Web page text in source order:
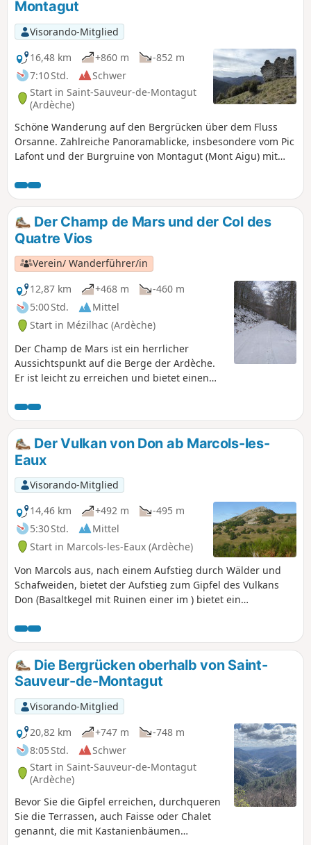
Montagut
Visorando-Mitglied
16,48 km
+860 m
-852 m
7:10 Std.
Schwer
Start in Saint-Sauveur-de-Montagut
(Ardèche)
Schöne Wanderung auf den Bergrücken über dem Fluss
Orsanne. Zahlreiche Panoramablicke, insbesondere vom Pic
Lafont und der Burgruine von Montagut (Mont Aigu) mit
Der Champ de Mars und der Col des
Quatre Vios
Verein/ Wanderführer/in
12,87 km
+468 m
-460 m
5:00 Std.
Mittel
Start in Mézilhac (Ardèche)
Der Champ de Mars ist ein herrlicher
Aussichtspunkt auf die Berge der Ardèche.
Er ist leicht zu erreichen und bietet einen
von dem aus man alle umliegenden Berge
bis zum Vercors sehen kann.
Der Vulkan von Don ab Marcols-les-
Eaux
Visorando-Mitglied
14,46 km
+492 m
-495 m
5:30 Std.
Mittel
Start in Marcols-les-Eaux (Ardèche)
Von Marcols aus, nach einem Aufstieg durch Wälder und
Schafweiden, bietet der Aufstieg zum Gipfel des Vulkans
Don (Basaltkegel mit Ruinen einer im ) bietet ein
(Gerbier, Mézenc, Sara) und bei klarem Wetter auf die Alpen
(Mont Blanc, Oisans...). Für den Rückweg gibt es zwei
Möglichkeiten. Die in der Beschreibung: Wer Asphalt nicht
mag, sollte diezweite Option wählen (praktische
Informationen).
Die Bergrücken oberhalb von Saint-
Sauveur-de-Montagut
Visorando-Mitglied
20,82 km
+747 m
-748 m
8:05 Std.
Schwer
Start in Saint-Sauveur-de-Montagut
(Ardèche)
Bevor Sie die Gipfel erreichen, durchqueren
Sie die Terrassen, auch Faisse oder Chalet
genannt, die mit Kastanienbäumen